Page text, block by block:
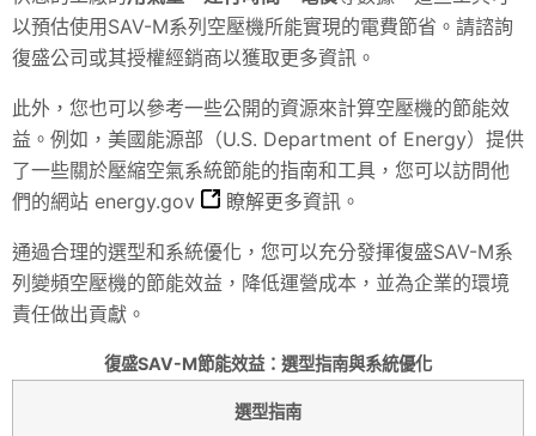
以預估使用SAV-M系列空壓機所能實現的電費節省。請諮詢
復盛公司或其授權經銷商以獲取更多資訊。
此外，您也可以參考一些公開的資源來計算空壓機的節能效
益。例如，美國能源部（U.S. Department of Energy）提供
了一些關於壓縮空氣系統節能的指南和工具，您可以訪問他
們的網站 energy.gov 瞭解更多資訊。
通過合理的選型和系統優化，您可以充分發揮復盛SAV-M系
列變頻空壓機的節能效益，降低運營成本，並為企業的環境
責任做出貢獻。
復盛SAV-M節能效益：選型指南與系統優化
選型指南